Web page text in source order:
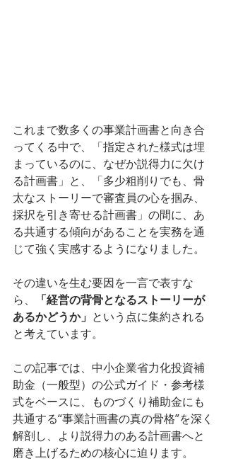
これまで数多くの事業計画書と向き合
ってくる中で、「指定された様式は埋
まっているのに、なぜか説得力に欠け
る計画書」と、「多少粗削りでも、骨
太なストーリーで審査員の心を掴み、
採択を引き寄せる計画書」の間に、あ
る共通する傾向があることを実務を通
じて強く実感するようになりました。
その違いを生む要因を一言で表すな
ら、
「経営の背骨となるストーリーが
あるかどうか」 という点に集約される
と考えています。
この記事では、中小企業省力化投資補
助金（一般型）の公式ガイド・参考様
式をベースに、ものづくり補助金にも
共通する“事業計画書の真の骨格”を深く
解剖し、より説得力のある計画書へと
磨き上げるための核心に迫ります。